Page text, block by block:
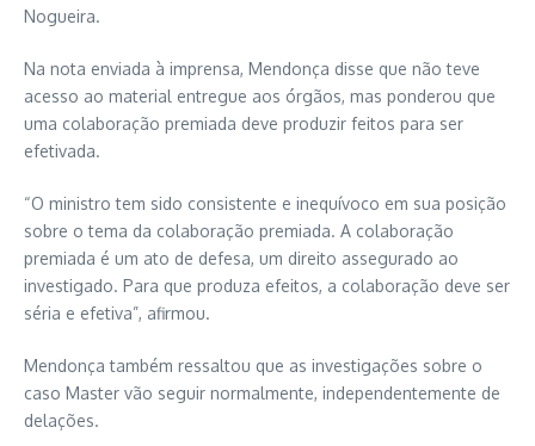
Nogueira.
Na nota enviada à imprensa, Mendonça disse que não teve
acesso ao material entregue aos órgãos, mas ponderou que
uma colaboração premiada deve produzir feitos para ser
efetivada.
“O ministro tem sido consistente e inequívoco em sua posição
sobre o tema da colaboração premiada. A colaboração
premiada é um ato de defesa, um direito assegurado ao
investigado. Para que produza efeitos, a colaboração deve ser
séria e efetiva”, afirmou.
Mendonça também ressaltou que as investigações sobre o
caso Master vão seguir normalmente, independentemente de
delações.